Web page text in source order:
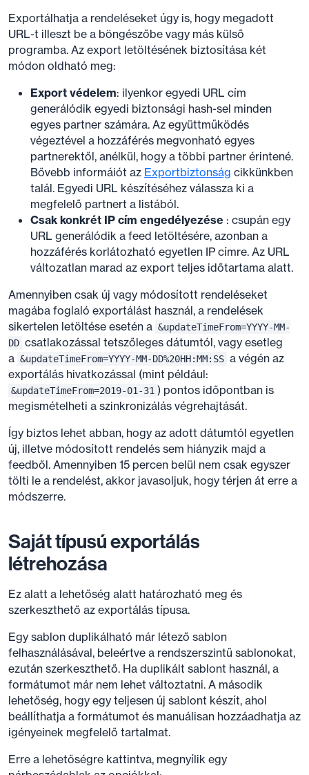
Exportálhatja a rendeléseket úgy is, hogy megadott
URL-t illeszt be a böngészőbe vagy más külső
programba. Az export letöltésének biztosítása két
módon oldható meg:
Export védelem: ilyenkor egyedi URL cím
generálódik egyedi biztonsági hash-sel minden
egyes partner számára. Az együttműködés
végeztével a hozzáférés megvonható egyes
partnerektől, anélkül, hogy a többi partner érintené.
Bővebb informáiót az Exportbiztonság cikkünkben
talál. Egyedi URL készítéséhez válassza ki a
megfelelő partnert a listából.
Csak konkrét IP cím engedélyezése : csupán egy
URL generálódik a feed letöltésére, azonban a
hozzáférés korlátozható egyetlen IP címre. Az URL
változatlan marad az export teljes időtartama alatt.
Amennyiben csak új vagy módosított rendeléseket
magába foglaló exportálást használ, a rendelések
sikertelen letöltése esetén a &updateTimeFrom=YYYY-MM-
DD csatlakozással tetszőleges dátumtól, vagy esetleg
a &updateTimeFrom=YYYY-MM-DD%20HH:MM:SS a végén az
exportálás hivatkozással (mint például:
&updateTimeFrom=2019-01-31 ) pontos időpontban is
megismételheti a szinkronizálás végrehajtását.
Így biztos lehet abban, hogy az adott dátumtól egyetlen
új, illetve módosított rendelés sem hiányzik majd a
feedből. Amennyiben 15 percen belül nem csak egyszer
tölti le a rendelést, akkor javasoljuk, hogy térjen át erre a
módszerre.
Saját típusú exportálás
létrehozása
Ez alatt a lehetőség alatt határozható meg és
szerkeszthető az exportálás típusa.
Egy sablon duplikálható már létező sablon
felhasználásával, beleértve a rendszerszintű sablonokat,
ezután szerkeszthető. Ha duplikált sablont használ, a
formátumot már nem lehet változtatni. A második
lehetőség, hogy egy teljesen új sablont készít, ahol
beállíthatja a formátumot és manuálisan hozzáadhatja az
igényeinek megfelelő tartalmat.
Erre a lehetőségre kattintva, megnyílik egy